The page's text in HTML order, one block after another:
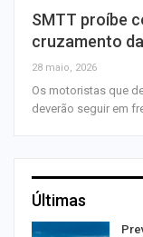
SMTT proíbe
cruzamento
28 maio, 2026
Os motoristas que
deverão seguir em
Últimas